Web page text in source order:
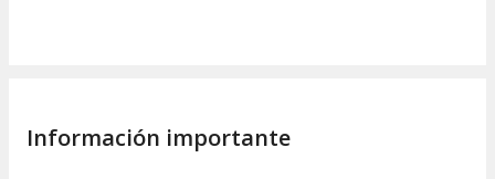
Información importante